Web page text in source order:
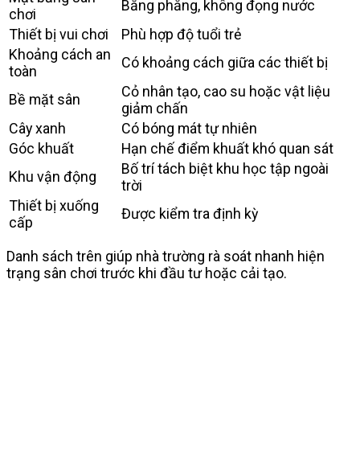
chơi
Bằng phẳng, không đọng nước
Thiết bị vui chơi
Phù hợp độ tuổi trẻ
Khoảng cách an
toàn
Có khoảng cách giữa các thiết bị
Bề mặt sân
Cỏ nhân tạo, cao su hoặc vật liệu
giảm chấn
Cây xanh
Có bóng mát tự nhiên
Góc khuất
Hạn chế điểm khuất khó quan sát
Khu vận động
Bố trí tách biệt khu học tập ngoài
trời
Thiết bị xuống
cấp
Được kiểm tra định kỳ
Danh sách trên giúp nhà trường rà soát nhanh hiện
trạng sân chơi trước khi đầu tư hoặc cải tạo.